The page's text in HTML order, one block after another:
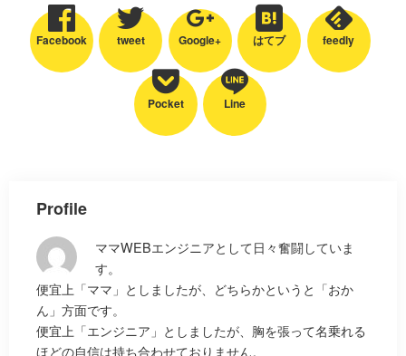
Facebook tweet Google+ はてブ feedly
Pocket Line
Profile
ママWEBエンジニアとして日々奮闘していま
す。
便宜上「ママ」としましたが、どちらかというと「おか
ん」方面です。
便宜上「エンジニア」としましたが、胸を張って名乗れる
ほどの自信は持ち合わせておりません。